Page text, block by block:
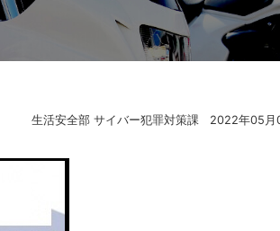
生活安全部 サイバー犯罪対策課 2022年05月